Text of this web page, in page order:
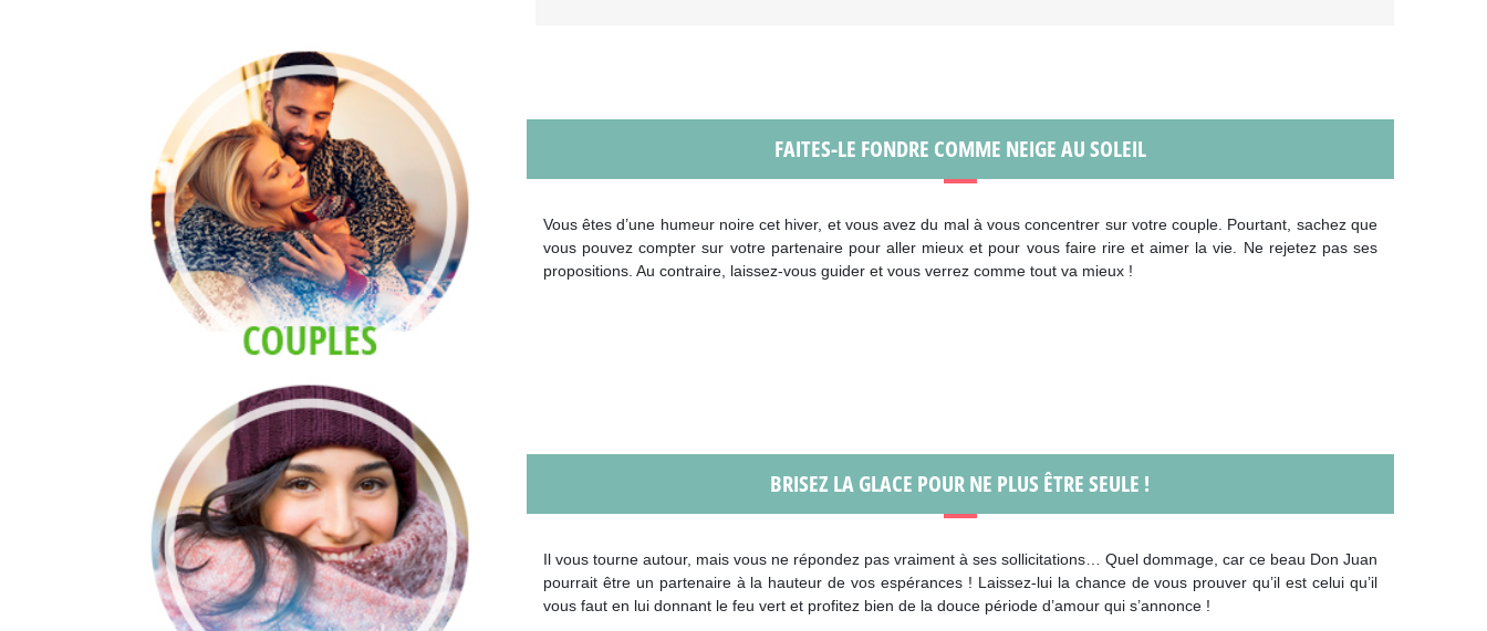
FAITES-LE FONDRE COMME NEIGE AU SOLEIL
Vous êtes d’une humeur noire cet hiver, et vous avez du mal à vous concentrer sur votre couple. Pourtant, sachez que
vous pouvez compter sur votre partenaire pour aller mieux et pour vous faire rire et aimer la vie. Ne rejetez pas ses
propositions. Au contraire, laissez-vous guider et vous verrez comme tout va mieux !
BRISEZ LA GLACE POUR NE PLUS ÊTRE SEULE !
Il vous tourne autour, mais vous ne répondez pas vraiment à ses sollicitations… Quel dommage, car ce beau Don Juan
pourrait être un partenaire à la hauteur de vos espérances ! Laissez-lui la chance de vous prouver qu’il est celui qu’il
vous faut en lui donnant le feu vert et profitez bien de la douce période d’amour qui s’annonce !